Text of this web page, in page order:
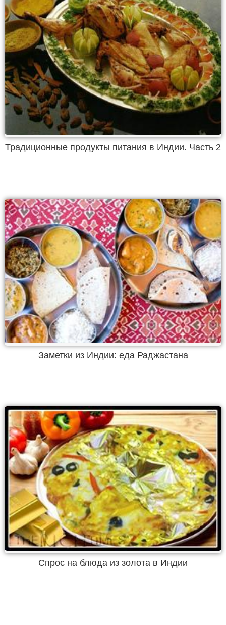
Традиционные продукты питания в Индии. Часть 2
Заметки из Индии: еда Раджастана
Спрос на блюда из золота в Индии